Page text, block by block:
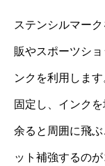
ステンシルマー
販やスポーツシ
ンクを利用しま
固定し、インク
余ると周囲に飛
ット補強するの